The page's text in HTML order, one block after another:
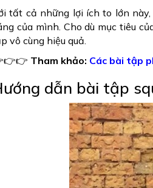
tất cả những lợi ích to lớn
của mình. Cho dù mục tiêu
vô cùng hiệu quả.
Tham khảo: Các bài tập
dẫn bài tập